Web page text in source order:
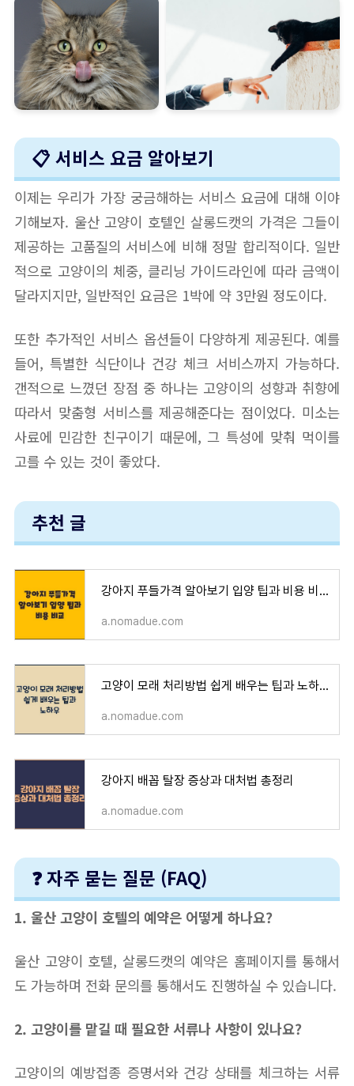
📋 서비스 요금 알아보기
이제는 우리가 가장 궁금해하는 서비스 요금에 대해 이야
기해보자. 울산 고양이 호텔인 살롱드캣의 가격은 그들이
제공하는 고품질의 서비스에 비해 정말 합리적이다. 일반
적으로 고양이의 체중, 클리닝 가이드라인에 따라 금액이
달라지지만, 일반적인 요금은 1박에 약 3만원 정도이다.
또한 추가적인 서비스 옵션들이 다양하게 제공된다. 예를
들어, 특별한 식단이나 건강 체크 서비스까지 가능하다.
갠적으로 느꼈던 장점 중 하나는 고양이의 성향과 취향에
따라서 맞춤형 서비스를 제공해준다는 점이었다. 미소는
사료에 민감한 친구이기 때문에, 그 특성에 맞춰 먹이를
고를 수 있는 것이 좋았다.
추천 글
강아지 푸들가격 알아보기 입양 팁과 비용 비교
a.nomadue.com
고양이 모래 처리방법 쉽게 배우는 팁과 노하우
a.nomadue.com
강아지 배꼽 탈장 증상과 대처법 총정리
a.nomadue.com
❓ 자주 묻는 질문 (FAQ)
1. 울산 고양이 호텔의 예약은 어떻게 하나요?
울산 고양이 호텔, 살롱드캣의 예약은 홈페이지를 통해서
도 가능하며 전화 문의를 통해서도 진행하실 수 있습니다.
2. 고양이를 맡길 때 필요한 서류나 사항이 있나요?
고양이의 예방접종 증명서와 건강 상태를 체크하는 서류